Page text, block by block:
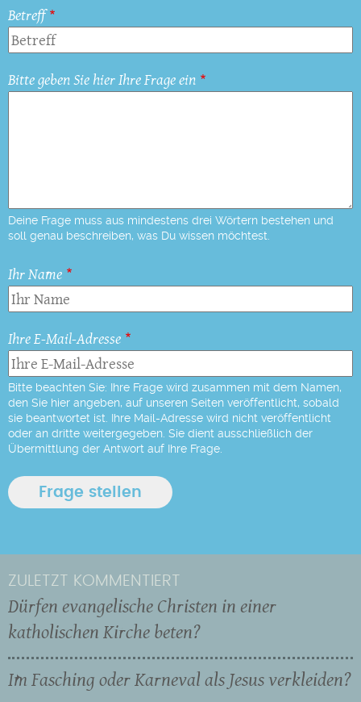
Betreff
Bitte geben Sie hier Ihre Frage ein
Deine Frage muss aus mindestens drei Wörtern bestehen und
soll genau beschreiben, was Du wissen möchtest.
Ihr Name
Ihre E-Mail-Adresse
Bitte beachten Sie: Ihre Frage wird zusammen mit dem Namen,
den Sie hier angeben, auf unseren Seiten veröffentlicht, sobald
sie beantwortet ist. Ihre Mail-Adresse wird nicht veröffentlicht
oder an dritte weitergegeben. Sie dient ausschließlich der
Übermittlung der Antwort auf Ihre Frage.
ZULETZT KOMMENTIERT
Dürfen evangelische Christen in einer
katholischen Kirche beten?
Im Fasching oder Karneval als Jesus verkleiden?